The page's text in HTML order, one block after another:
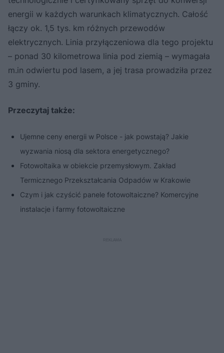
energii w każdych warunkach klimatycznych. Całość
łączy ok. 1,5 tys. km różnych przewodów
elektrycznych. Linia przyłączeniowa dla tego projektu
– ponad 30 kilometrowa linia pod ziemią – wymagała
m.in odwiertu pod lasem, a jej trasa prowadziła przez
3 gminy.
Przeczytaj także:
Ujemne ceny energii w Polsce - jak powstają? Jakie
wyzwania niosą dla sektora energetycznego?
Fotowoltaika w obiekcie przemysłowym. Zakład
Termicznego Przekształcania Odpadów w Krakowie
Czym i jak czyścić panele fotowoltaiczne? Komercyjne
instalacje i farmy fotowoltaiczne